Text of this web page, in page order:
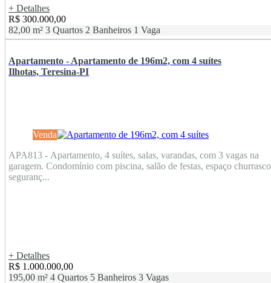
+ Detalhes
R$ 300.000,00
82,00 m² 3 Quartos 2 Banheiros 1 Vaga
Apartamento - Apartamento de 196m2, com 4 suítes
Ilhotas, Teresina-PI
Venda
APA813 - Apartamento, 4 suítes, salas, varandas, com 3 vagas na
garagem. Condomínio com piscina, salão de festas, espaço
seguranç...
+ Detalhes
R$ 1.000.000,00
195,00 m² 4 Quartos 5 Banheiros 3 Vagas